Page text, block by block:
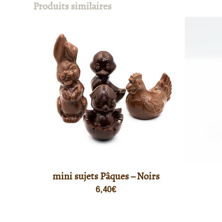
Produits similaires
mini sujets Pâques – Noirs
6,40€